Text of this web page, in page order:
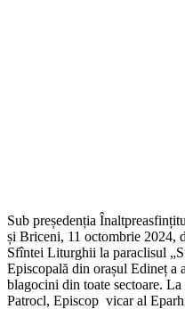
Sub președenția
și Briceni, 11 octombrie 2024,
Sfîntei Liturghii la paraclisul
Episcopală din orașul Edineț a
blagocini din toate sectoare.
Patrocl, Episcop vicar al